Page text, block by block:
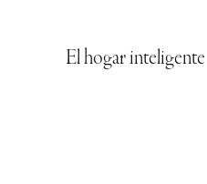
El hogar inteligente